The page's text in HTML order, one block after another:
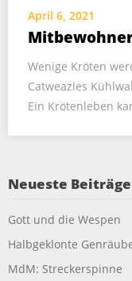
April 6, 2021
Wenige Kröten
Catweazles
Ein Krötenleben
Neueste Beiträge
Gott und die Wespen
Halbgeklonte
MdM: Streckerspinne